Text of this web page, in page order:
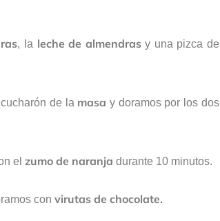
, la leche de almendrasy una pizca de
de lamasa y doramos por los dos
el zumo de naranja durante 10 minutos.
con virutas de chocolate.